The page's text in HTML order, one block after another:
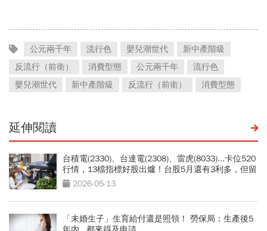
公元兩千年 流行色 嬰兒潮世代
新中產階級
反流行（前衛）
消費型態 公元兩千年
流行色
嬰兒潮世代
新中產階級 反流行（前衛） 消費型態
延伸閱讀
台積電(2330)、台達電(2308)、雷虎(8033)...卡位520
行情，13檔指標好股出爐！台股5月還有3利多，但留
意超漲警訊
2026-05-13
「未婚生子」生育給付還是照領！ 勞保局：生產後5